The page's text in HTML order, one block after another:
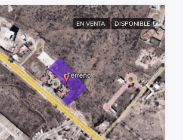
EN VENTA DISPONIBLE